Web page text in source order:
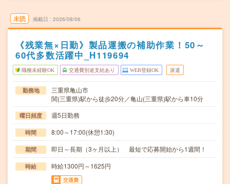
未読 掲載日 2026/08/06
《残業無×日勤》製品運搬の補助作業！50～
60代多数活躍中_H119694
職種未経験OK 交通費別途支給あり WEB登録OK 派遣
勤務地
三重県亀山市
関(三重県)駅から徒歩20分／亀山(三重県)駅から車10分
曜日頻度 週5日勤務
時間 8:00～17:00(休憩1:30)
期間 即日～長期（3ヶ月以上） 最短で応募開始から1週間！
時給 時給1300円～1625円
交通費